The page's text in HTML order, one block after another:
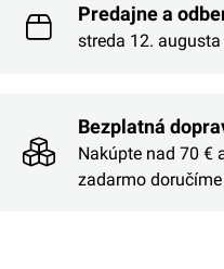
Predajne a
streda 12. augusta
Bezplatná
Nakúpte nad 70 €
zadarmo